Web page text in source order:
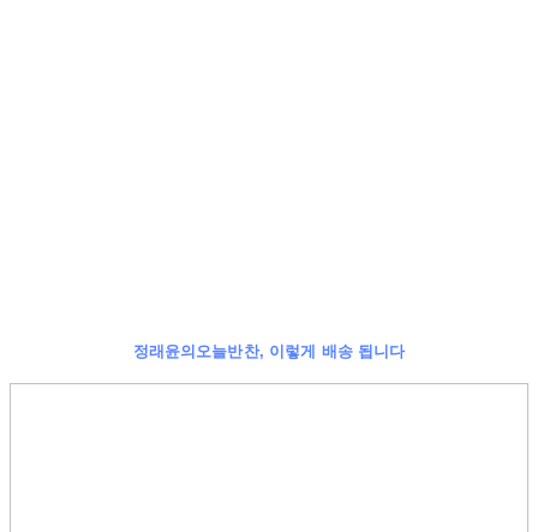
정래윤의오늘반찬, 이렇게 배송 됩니다